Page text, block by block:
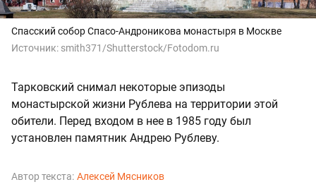
Спасский собор Спасо-Андроникова монастыря в Москве
Источник: smith371/Shutterstock/Fotodom.ru
Тарковский снимал некоторые эпизоды
монастырской жизни Рублева на территории этой
обители. Перед входом в нее в 1985 году был
установлен памятник Андрею Рублеву.
Автор текста: Алексей Мясников